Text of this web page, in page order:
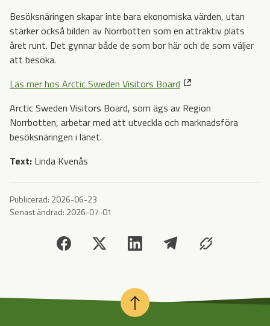
Besöksnäringen skapar inte bara ekonomiska värden, utan
stärker också bilden av Norrbotten som en attraktiv plats
året runt. Det gynnar både de som bor här och de som väljer
att besöka.
Läs mer hos Arctic Sweden Visitors Board
Arctic Sweden Visitors Board, som ägs av Region
Norrbotten, arbetar med att utveckla och marknadsföra
besöksnäringen i länet.
Text: Linda Kvenås
Publicerad: 2026-06-23
Senast ändrad: 2026-07-01